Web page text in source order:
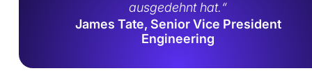
ausgedehnt hat.“
James Tate, Senior Vice President
Engineering